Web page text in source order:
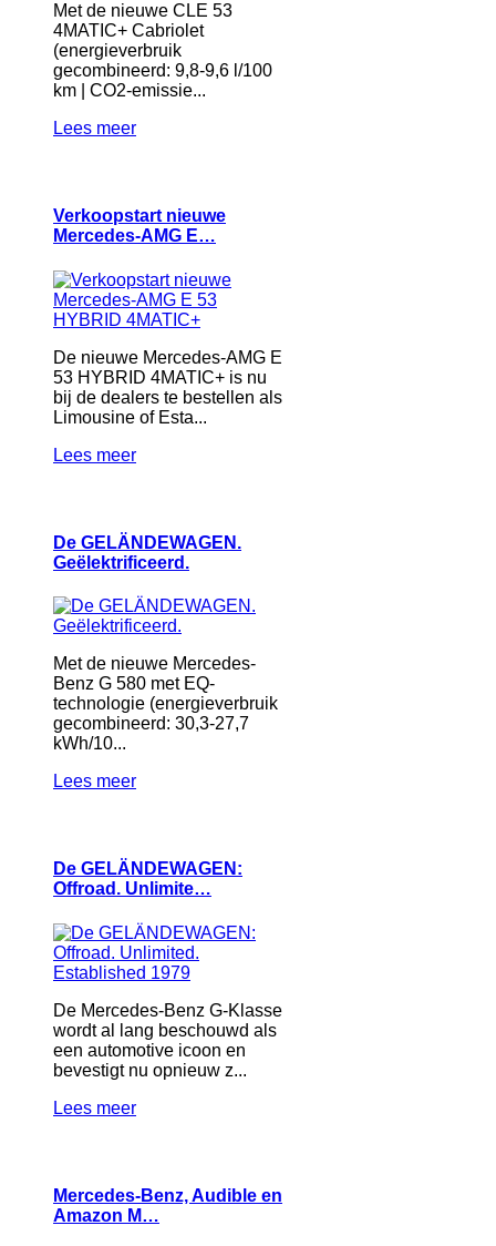
Met de nieuwe CLE 53
4MATIC+ Cabriolet
(energieverbruik
gecombineerd: 9,8-9,6 l/100
km | CO2-emissie...
Lees meer
Verkoopstart nieuwe
Mercedes-AMG E…
De nieuwe Mercedes-AMG E
53 HYBRID 4MATIC+ is nu
bij de dealers te bestellen als
Limousine of Esta...
Lees meer
De GELÄNDEWAGEN.
Geëlektrificeerd.
Met de nieuwe Mercedes-
Benz G 580 met EQ-
technologie (energieverbruik
gecombineerd: 30,3-27,7
kWh/10...
Lees meer
De GELÄNDEWAGEN:
Offroad. Unlimite…
De Mercedes-Benz G-Klasse
wordt al lang beschouwd als
een automotive icoon en
bevestigt nu opnieuw z...
Lees meer
Mercedes-Benz, Audible en
Amazon M…